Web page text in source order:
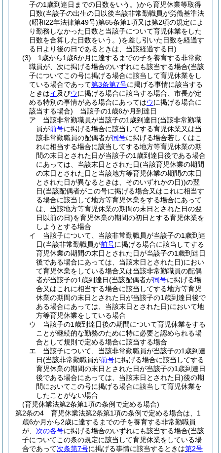
子の1歳到達日までの日数をいう。)から育児休業等取得
日数(当該子の出生の日以後当該非常勤職員が労働基準法
(昭和22年法律第49号)第65条第1項又は第2項の規定によ
り勤務しなかった日数と当該子について育児休業をした
日数を合算した日数をいう。)を差し引いた日数を経過す
る日より後の日であるときは、当該経過する日)
(3)
1歳から1歳6か月に達するまでの子を養育する非常勤
職員が、次に掲げる場合のいずれにも該当する場合(当該
子についてこの号に掲げる場合に該当して育児休業をし
ている場合であって第3条第7号に掲げる事情に該当する
ときはイ及びウに掲げる場合に該当する場合、市長が定
める特別の事情がある場合にあってはウに掲げる場合に
該当する場合) 当該子の1歳6か月到達日
ア
当該非常勤職員が当該子の1歳到達日(当該非常勤職
員が前号に掲げる場合に該当してする育児休業又は当
該非常勤職員の配偶者が同号に掲げる場合若しくはこ
れに相当する場合に該当してする地方等育児休業の期
間の末日とされた日が当該子の1歳到達日後である場合
にあっては、当該末日とされた日(当該育児休業の期間
の末日とされた日と当該地方等育児休業の期間の末日
とされた日が異なるときは、そのいずれかの日))の翌
日(当該配偶者がこの号に掲げる場合又はこれに相当す
る場合に該当して地方等育児休業をする場合にあって
は、当該地方等育児休業の期間の末日とされた日の翌
日以前の日)を育児休業の期間の初日とする育児休業を
しようとする場合
イ
当該子について、当該非常勤職員が当該子の1歳到達
日(当該非常勤職員が前号に掲げる場合に該当してする
育児休業の期間の末日とされた日が当該子の1歳到達日
後である場合にあっては、当該末日とされた日)におい
て育児休業をしている場合又は当該非常勤職員の配偶
者が当該子の1歳到達日(当該配偶者が同号に掲げる場
合又はこれに相当する場合に該当してする地方等育児
休業の期間の末日とされた日が当該子の1歳到達日後で
ある場合にあっては、当該末日とされた日)において地
方等育児休業をしている場合
ウ
当該子の1歳到達日後の期間について育児休業をする
ことが継続的な勤務のために特に必要と認められる場
合として規則で定める場合に該当する場合
エ
当該子について、当該非常勤職員が当該子の1歳到達
日(当該非常勤職員が前号に掲げる場合に該当してする
育児休業の期間の末日とされた日が当該子の1歳到達日
後である場合にあっては、当該末日とされた日)後の期
間においてこの号に掲げる場合に該当して育児休業を
したことがない場合
(育児休業法第2条第1項の条例で定める場合)
第2条の4
育児休業法第2条第1項の条例で定める場合は、1
歳6か月から2歳に達するまでの子を養育する非常勤職員
が、 次の各号に掲げる場合のいずれにも該当する場合(当該
子についてこの条の規定に該当して育児休業をしている場
合であって次条第7号に掲げる事情に該当するときは第2号